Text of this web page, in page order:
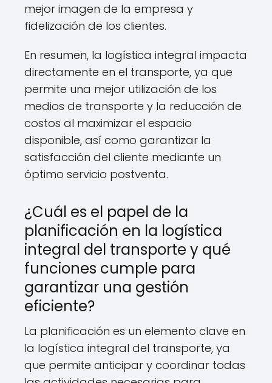
mejor imagen de la empresa y
fidelización de los clientes.
En resumen, la logística integral impacta
directamente en el transporte, ya que
permite una mejor utilización de los
medios de transporte y la reducción de
costos al maximizar el espacio
disponible, así como garantizar la
satisfacción del cliente mediante un
óptimo servicio postventa.
¿Cuál es el papel de la
planificación en la logística
integral del transporte y qué
funciones cumple para
garantizar una gestión
eficiente?
La planificación es un elemento clave en
la logística integral del transporte, ya
que permite anticipar y coordinar todas